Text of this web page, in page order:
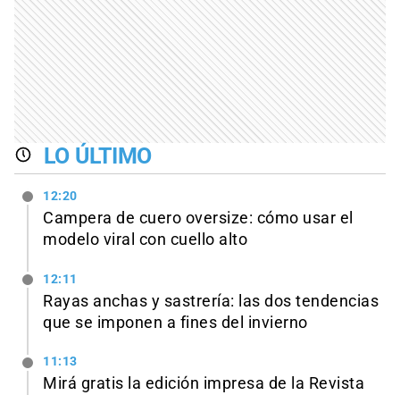
LO ÚLTIMO
12:20
Campera de cuero oversize: cómo usar el
modelo viral con cuello alto
12:11
Rayas anchas y sastrería: las dos tendencias
que se imponen a fines del invierno
11:13
Mirá gratis la edición impresa de la Revista